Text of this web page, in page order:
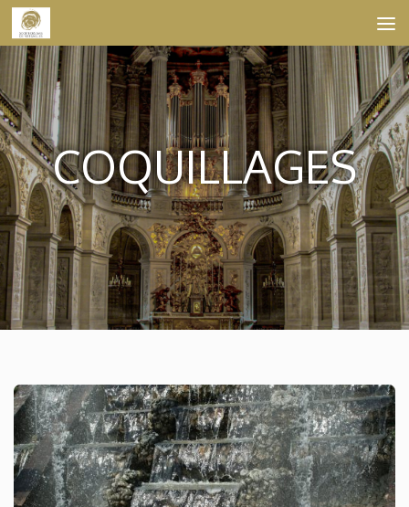
Skip to content
COQUILLAGES